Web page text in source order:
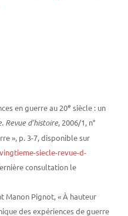
en guerre au 20e siècle : un
Revue d’histoire, 2006/1, n°
», p. 3-7, disponible sur
siecle-revue-d-
consultation le
Manon Pignot, « À hauteur
des expériences de guerre